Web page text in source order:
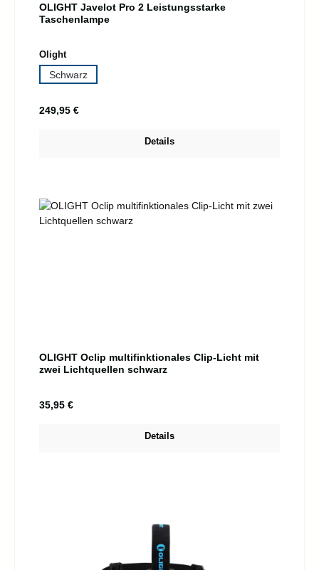
OLIGHT Javelot Pro 2 Leistungsstarke
Taschenlampe
Olightauswählen
Schwarz
Regulärer Preis:
249,95 €
Details
OLIGHT Oclip multifinktionales Clip-Licht mit
zwei Lichtquellen schwarz
Regulärer Preis:
35,95 €
Details